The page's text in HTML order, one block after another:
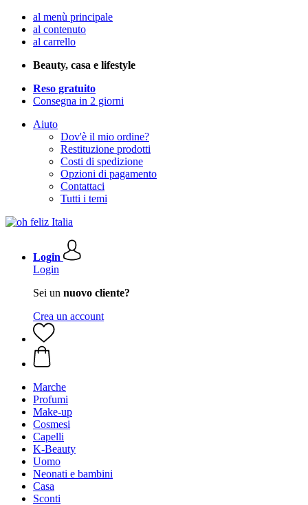
al menù principale
al contenuto
al carrello
Beauty, casa e lifestyle
Reso gratuito
Consegna in 2 giorni
Aiuto
Dov'è il mio ordine?
Restituzione prodotti
Costi di spedizione
Opzioni di pagamento
Contattaci
Tutti i temi
Login
Login
Sei un nuovo cliente?
Crea un account
Marche
Profumi
Make-up
Cosmesi
Capelli
K-Beauty
Uomo
Neonati e bambini
Casa
Sconti